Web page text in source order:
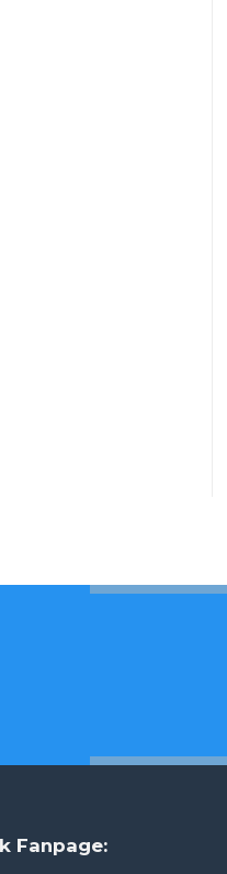
Fanpage: